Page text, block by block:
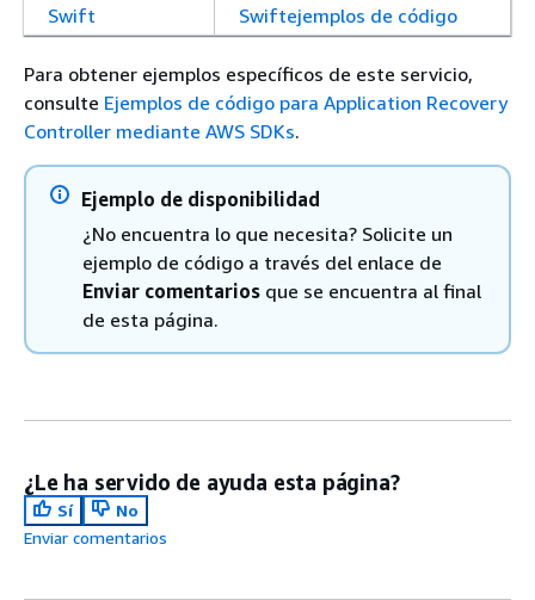
Swift
Swiftejemplos de código
Para obtener ejemplos específicos de este servicio,
consulte Ejemplos de código para Application Recovery
Controller mediante AWS SDKs.
Ejemplo de disponibilidad
¿No encuentra lo que necesita? Solicite un
ejemplo de código a través del enlace de
Enviar comentarios que se encuentra al final
de esta página.
¿Le ha servido de ayuda esta página?
Sí
No
Enviar comentarios